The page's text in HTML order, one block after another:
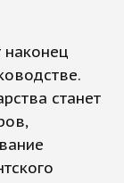
наконец
станет